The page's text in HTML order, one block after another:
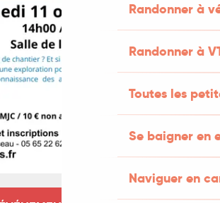
Randonner à
Randonner à
Toutes les
Se baigner en
Naviguer en